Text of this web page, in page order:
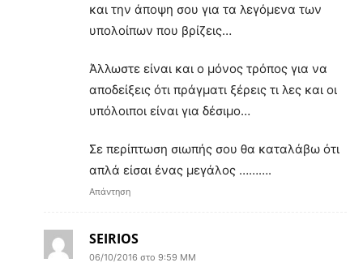
και την άποψη σου για τα λεγόμενα των
υπολοίπων που βρίζεις…
Άλλωστε είναι και ο μόνος τρόπος για να
αποδείξεις ότι πράγματι ξέρεις τι λες και οι
υπόλοιποι είναι για δέσιμο…
Σε περίπτωση σιωπής σου θα καταλάβω ότι
απλά είσαι ένας μεγάλος ……….
Απάντηση
SEIRIOS
06/10/2016 στο 9:59 ΜΜ